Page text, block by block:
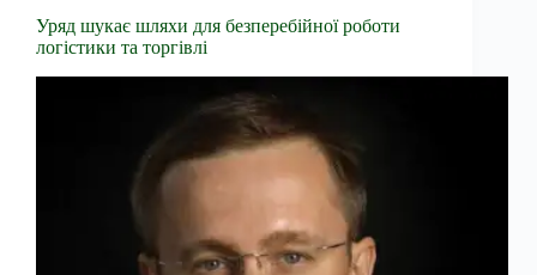
Уряд шукає шляхи для безперебійної роботи
логістики та торгівлі